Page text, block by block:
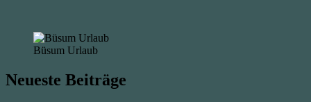
Büsum Urlaub
Neueste Beiträge